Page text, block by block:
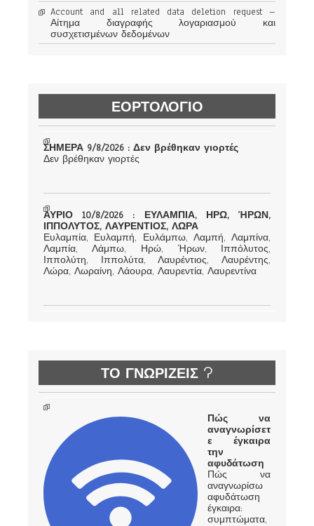
Account and all related data deletion request –
Αίτημα διαγραφής λογαριασμού και
συσχετισμένων δεδομένων
ΕΟΡΤΟΛΟΓΙΟ
ΣΗΜΕΡΑ 9/8/2026 : Δεν βρέθηκαν γιορτές
Δεν βρέθηκαν γιορτές
ΑΥΡΙΟ 10/8/2026 : ΕΥΛΑΜΠΙΑ, ΗΡΩ, ΉΡΩΝ,
ΙΠΠΟΛΥΤΟΣ, ΛΑΥΡΕΝΤΙΟΣ, ΛΩΡΑ
Ευλαμπία, Ευλαμπή, Ευλάμπω, Λαμπή, Λαμπίνα,
Λαμπία, Λάμπω, Ηρώ, Ήρων, Ιππόλυτος,
Ιππολύτη, Ιππολύτα, Λαυρέντιος, Λαυρέντης,
Λώρα, Λωραίνη, Λάουρα, Λαυρεντία, Λαυρεντίνα
ΤΟ ΓΝΩΡΙΖΕΙΣ ?
Πώς να
αναγνωρίσετ
ε έγκαιρα
την
αφυδάτωση
Πώς να
αναγνωρίσω
αφυδάτωση
έγκαιρα:
συμπτώματα,